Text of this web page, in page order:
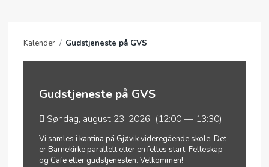
BLI GIVER
KONTAKT OSS
Kalender / Gudstjeneste på GVS
Gudstjeneste på GVS
Søndag, august 23, 2026 (12:00 — 13:30)
Vi samles i kantina på Gjøvik videregående skole. Det
er Barnekirke parallelt etter en felles start. Felleskap
og Cafe etter gudstjenesten. Velkommen!